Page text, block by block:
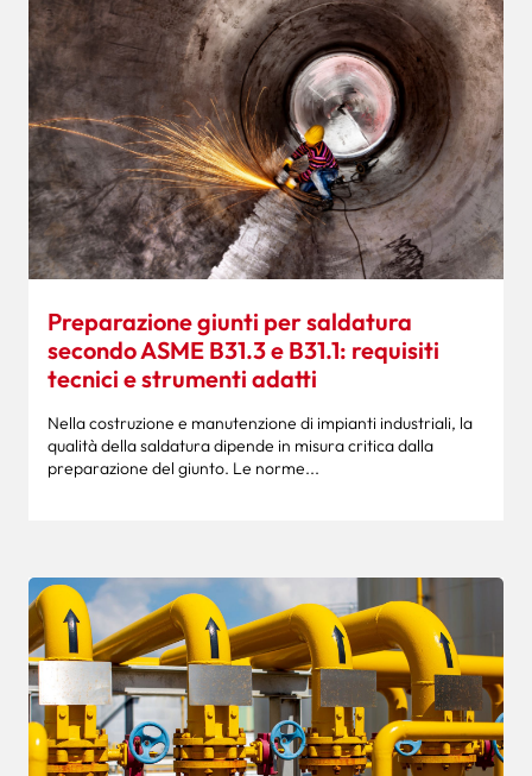
Preparazione giunti per saldatura
secondo ASME B31.3 e B31.1: requisiti
tecnici e strumenti adatti
Nella costruzione e manutenzione di impianti industriali, la
qualità della saldatura dipende in misura critica dalla
preparazione del giunto. Le norme...